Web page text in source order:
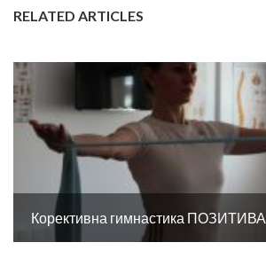
RELATED ARTICLES
Корективна гимнастика ПОЗИТИВА